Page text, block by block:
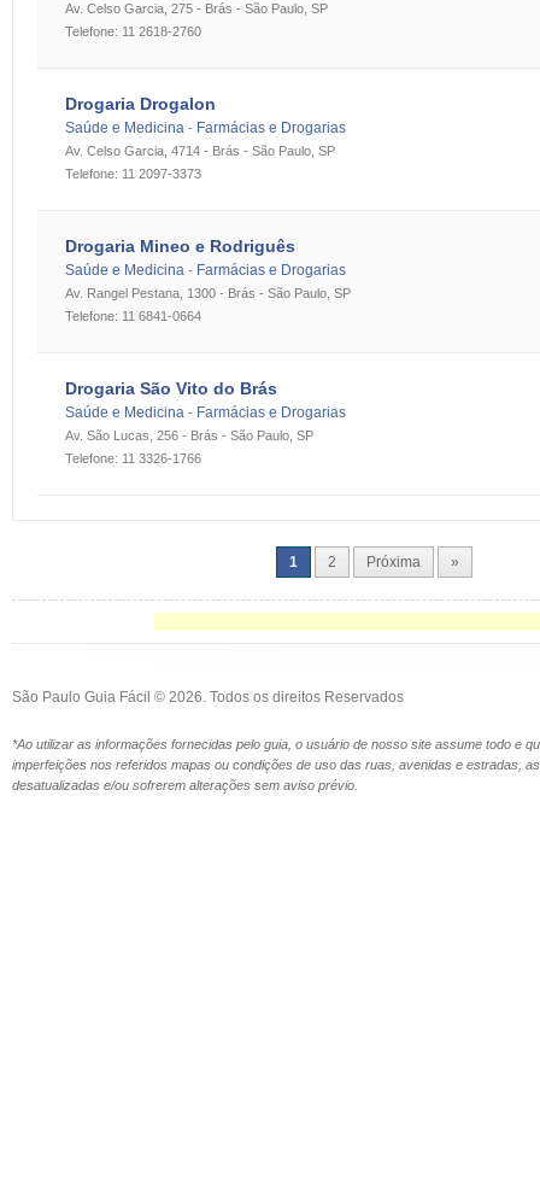
Av. Celso Garcia, 275 - Brás - São Paulo, SP
Telefone: 11 2618-2760
Drogaria Drogalon
Saúde e Medicina - Farmácias e Drogarias
Av. Celso Garcia, 4714 - Brás - São Paulo, SP
Telefone: 11 2097-3373
Drogaria Mineo e Rodriguês
Saúde e Medicina - Farmácias e Drogarias
Av. Rangel Pestana, 1300 - Brás - São Paulo, SP
Telefone: 11 6841-0664
Drogaria São Vito do Brás
Saúde e Medicina - Farmácias e Drogarias
Av. São Lucas, 256 - Brás - São Paulo, SP
Telefone: 11 3326-1766
1 2 Próxima »
São Paulo Guia Fácil © 2026. Todos os direitos Reservados
*Ao utilizar as informações fornecidas pelo guia, o usuário de nosso site assume todo e
imperfeições nos referidos mapas ou condições de uso das ruas, avenidas e estradas,
desatualizadas e/ou sofrerem alterações sem aviso prévio.